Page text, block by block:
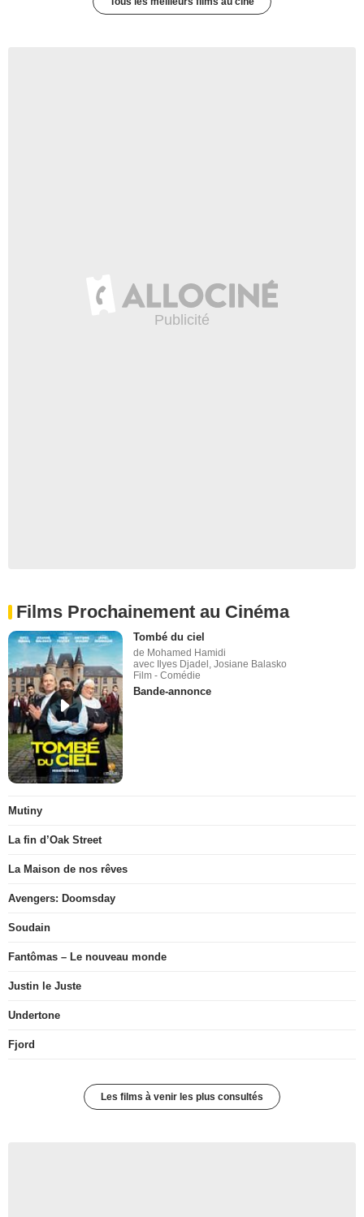
Films Prochainement au Cinéma
Tombé du ciel
de Mohamed Hamidi
avec Ilyes Djadel, Josiane Balasko
Film - Comédie
Bande-annonce
Mutiny
La fin d’Oak Street
La Maison de nos rêves
Avengers: Doomsday
Soudain
Fantômas – Le nouveau monde
Justin le Juste
Undertone
Fjord
Les films à venir les plus consultés